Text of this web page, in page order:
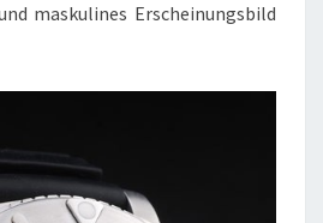
maskulines Erscheinungsbild